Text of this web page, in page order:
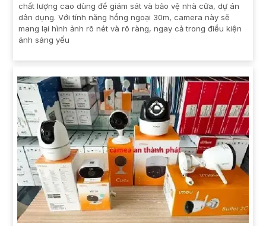
chất lượng cao dùng để giám sát và bảo vệ nhà cửa, dự án
dân dụng. Với tính năng hồng ngoại 30m, camera này sẽ
mang lại hình ảnh rõ nét và rõ ràng, ngay cả trong điều kiện
ánh sáng yếu